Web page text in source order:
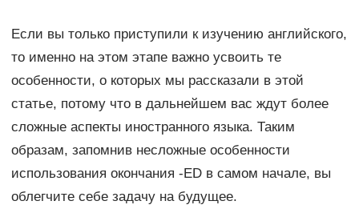
Если вы только приступили к изучению английского,
то именно на этом этапе важно усвоить те
особенности, о которых мы рассказали в этой
статье, потому что в дальнейшем вас ждут более
сложные аспекты иностранного языка. Таким
образам, запомнив несложные особенности
использования окончания -ED в самом начале, вы
облегчите себе задачу на будущее.